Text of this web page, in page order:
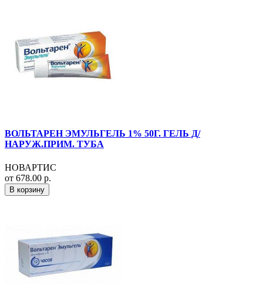
ВОЛЬТАРЕН ЭМУЛЬГЕЛЬ 1% 50Г. ГЕЛЬ Д/
НАРУЖ.ПРИМ. ТУБА
НОВАРТИС
от 678.00 р.
В корзину